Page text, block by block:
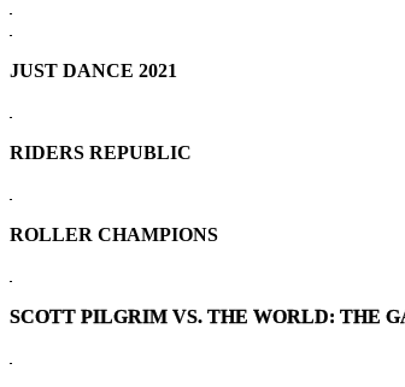
JUST DANCE 2021
RIDERS REPUBLIC
ROLLER CHAMPIONS
SCOTT PILGRIM VS. THE WORLD: THE